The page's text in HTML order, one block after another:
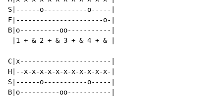
S|------o-----------o-----|
F|----------------------o-|
B|o----------oo-----------|
|1 + & 2 + & 3 + & 4 + & |
C|x-----------------------|
H|--x-x-x-x-x-x-x-x-x-x-x-|
S|------o-----------o-----|
B|o----------oo-----------|